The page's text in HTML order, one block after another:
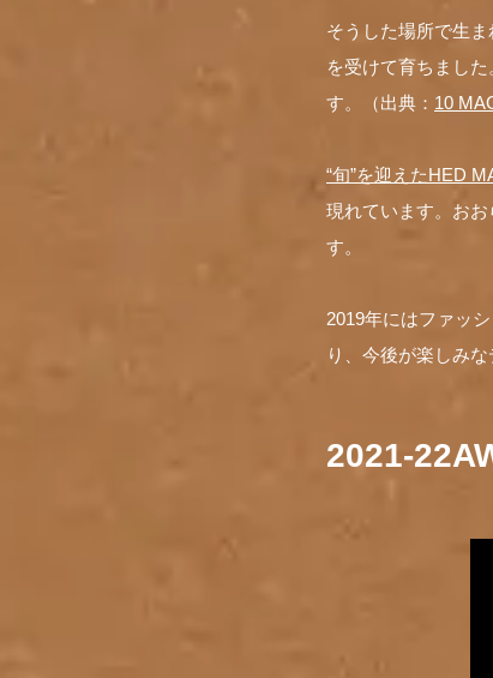
そうした場所で生
を受けて育ちまし
す。（出典： 10
“旬”を迎えたHED
現れています。お
す。
2019年にはファッ
り、今後が楽しみな
2021-